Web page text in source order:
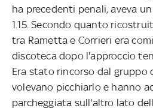
ha precedenti penali, aveva
1.15. Secondo quanto
tra Rametta e Corrieri era
discoteca dopo l'approccio
Era stato rincorso dal gruppo
volevano picchiarlo e hanno
parcheggiata sull'altro lato